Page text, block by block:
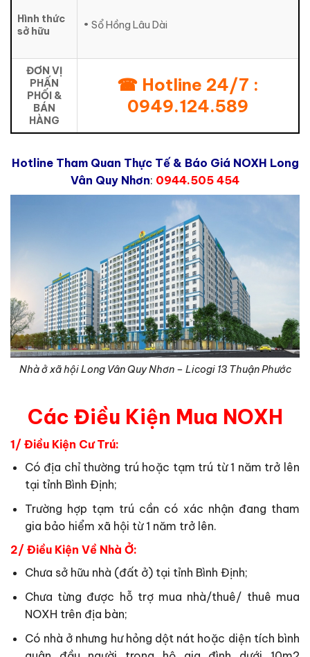
Hình thức
sở hữu
• Sổ Hồng Lâu Dài
ĐƠN VỊ
PHẤN
PHỐI &
BÁN
HÀNG
☎ Hotline 24/7 :
0949.124.589
Hotline Tham Quan Thực Tế & Báo Giá NOXH Long
Vân Quy Nhơn: 0944.505 454
Nhà ở xã hội Long Vân Quy Nhơn – Licogi 13 Thuận Phước
Các Điều Kiện Mua NOXH
1/ Điều Kiện Cư Trú:
Có địa chỉ thường trú hoặc tạm trú từ 1 năm trở lên
tại tỉnh Bình Định;
Trường hợp tạm trú cần có xác nhận đang tham
gia bảo hiểm xã hội từ 1 năm trở lên.
2/ Điều Kiện Về Nhà Ở:
Chưa sở hữu nhà (đất ở) tại tỉnh Bình Định;
Chưa từng được hỗ trợ mua nhà/thuê/ thuê mua
NOXH trên địa bàn;
Có nhà ở nhưng hư hỏng dột nát hoặc diện tích bình